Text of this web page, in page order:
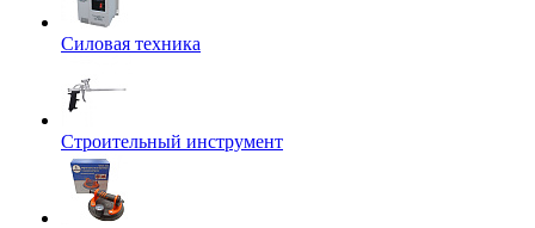
Силовая техника
Строительный инструмент